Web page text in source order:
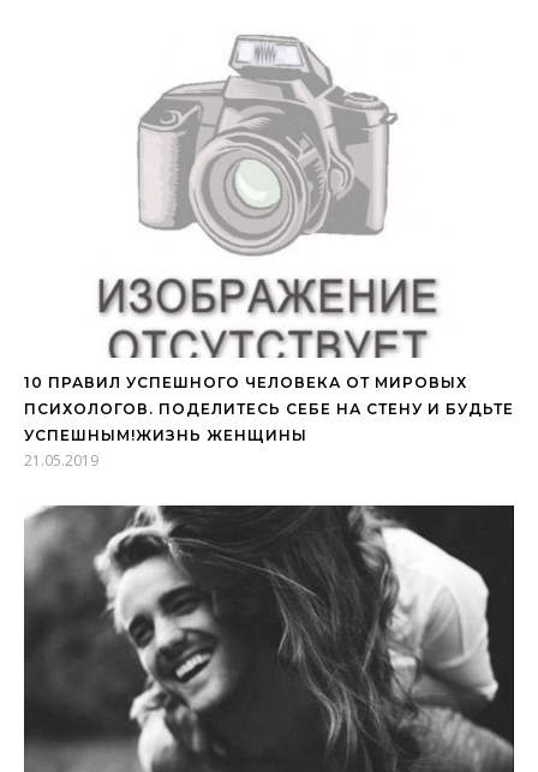
10 ПРАВИЛ УСПЕШНОГО ЧЕЛОВЕКА ОТ МИРОВЫХ
ПСИХОЛОГОВ. ПОДЕЛИТЕСЬ СЕБЕ НА СТЕНУ И БУДЬТЕ
УСПЕШНЫМ!ЖИЗНЬ ЖЕНЩИНЫ
21.05.2019